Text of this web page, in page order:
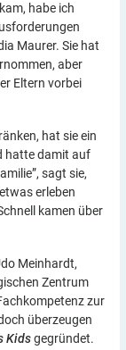
habe ich
Maurer. Sie hat
aber
Eltern vorbei
hat sie ein
hatte damit auf
sagt sie,
erleben
kamen über
Meinhardt,
Zentrum
zur
überzeugen
Kidsgegründet.